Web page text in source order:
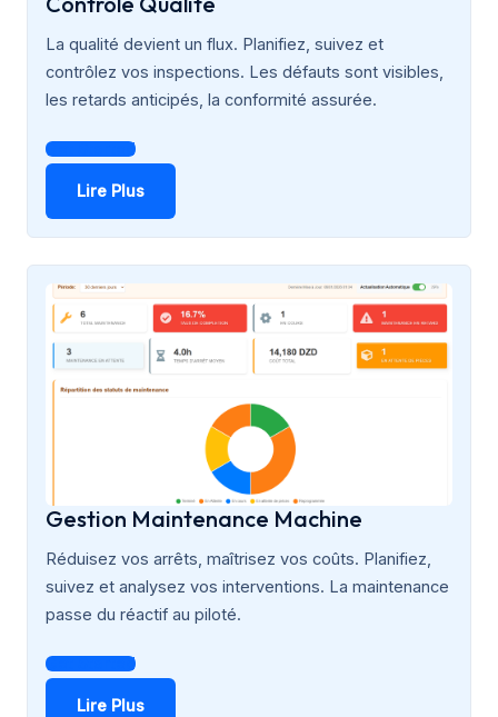
La qualité devient un flux. Planifiez, suivez et
contrôlez vos inspections. Les défauts sont visibles,
les retards anticipés, la conformité assurée.
Get Started
Lire Plus
Gestion Maintenance Machine
Réduisez vos arrêts, maîtrisez vos coûts. Planifiez,
suivez et analysez vos interventions. La maintenance
passe du réactif au piloté.
Get Started
Lire Plus